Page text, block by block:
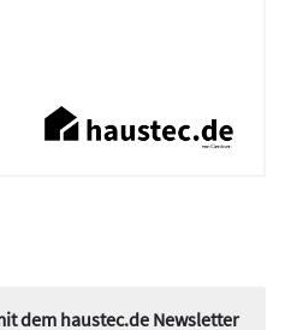
dem haustec.de Newsletter